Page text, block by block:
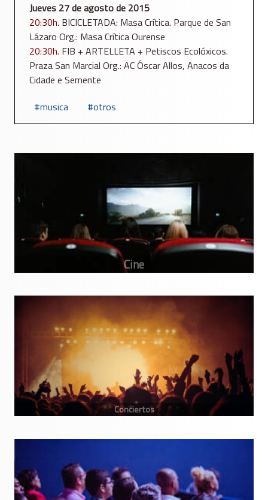
Jueves 27 de agosto de 2015
20:30h. BICICLETADA: Masa Crítica. Parque de San
Lázaro Org.: Masa Crítica Ourense
20:30h. FIB + ARTELLETA + Petiscos Ecolóxicos.
Praza San Marcial Org.: AC Óscar Allos, Anacos da
Cidade e Semente
musica
otros